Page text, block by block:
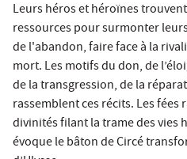
Leurs héros et héroïnes
ressources pour surmonter
de l'abandon, faire face à la
mort. Les motifs du don, de
de la transgression, de la
rassemblent ces récits. Les fées
divinités filant la trame des vies
évoque le bâton de Circé